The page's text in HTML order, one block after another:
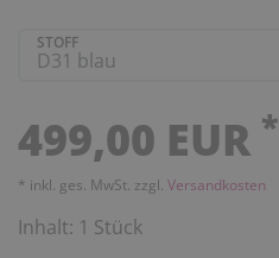
STOFF
499,00 EUR *
* inkl. ges. MwSt. zzgl. Versandkosten
Inhalt: 1 Stück